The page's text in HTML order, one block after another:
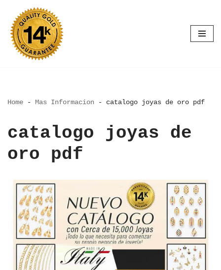
Saltar
al
contenido
Home - Mas Informacion - catalogo joyas de oro pdf
catalogo joyas de
oro pdf